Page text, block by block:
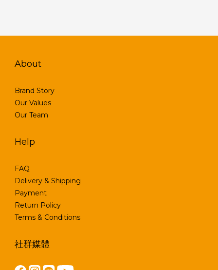
About
Brand Story
Our Values
Our Team
Help
FAQ
Delivery & Shipping
Payment
Return Policy
Terms & Conditions
社群媒體